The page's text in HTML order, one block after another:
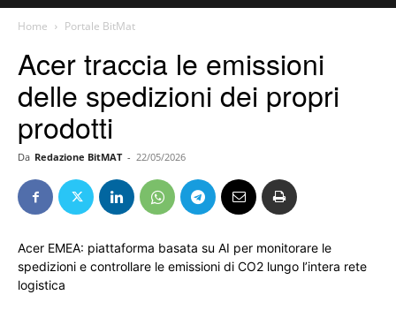
Home Portale BitMat
Acer traccia le emissioni
delle spedizioni dei propri
prodotti
Da Redazione BitMAT - 22/05/2026
Acer EMEA: piattaforma basata su AI per monitorare le
spedizioni e controllare le emissioni di CO2 lungo l’intera rete
logistica